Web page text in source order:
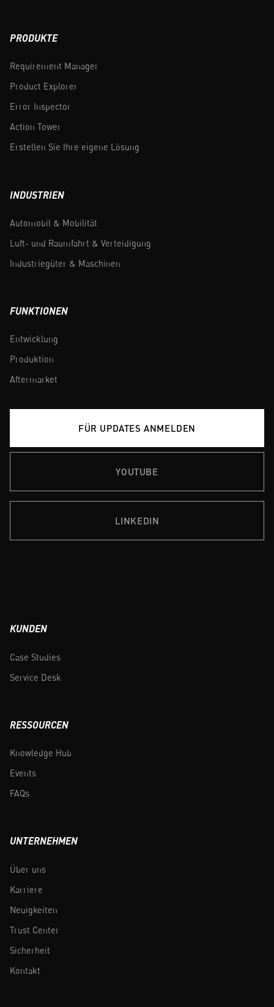
PRODUKTE
Requirement Manager
Product Explorer
Error Inspector
Action Tower
Erstellen Sie Ihre eigene Lösung
INDUSTRIEN
Automobil & Mobilität
Luft- und Raumfahrt & Verteidigung
Industriegüter & Maschinen
FUNKTIONEN
Entwicklung
Produktion
Aftermarket
FÜR UPDATES ANMELDEN
YOUTUBE
LINKEDIN
KUNDEN
Case Studies
Service Desk
RESSOURCEN
Knowledge Hub
Events
FAQs
UNTERNEHMEN
Über uns
Karriere
Neuigkeiten
Trust Center
Sicherheit
Kontakt